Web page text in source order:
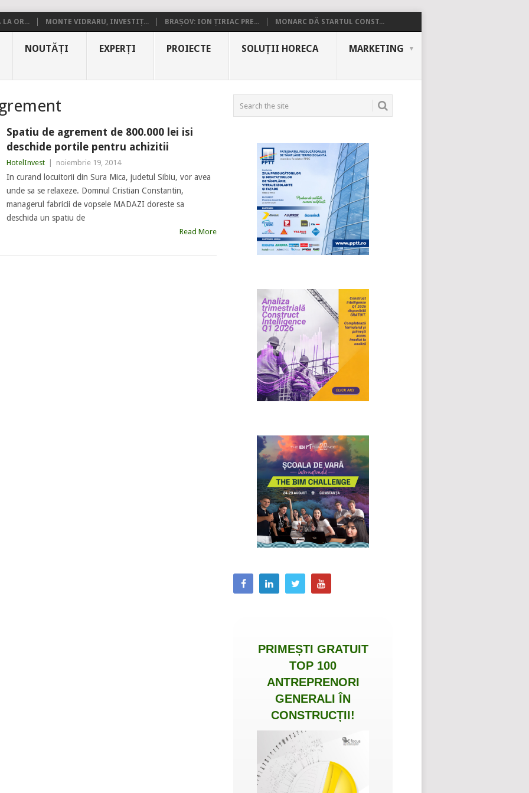
LA OR... MONTE VIDRARU, INVESTIȚ... BRAȘOV: ION ȚIRIAC PRE... MONARC DĂ STARTUL CONST...
NOUTĂȚI EXPERȚI PROIECTE SOLUȚII HORECA MARKETING
Spatiu de agrement de 800.000 lei isi
deschide portile pentru achizitii
HotelInvest noiembrie 19, 2014
In curand locuitorii din Sura Mica, judetul Sibiu, vor avea
unde sa se relaxeze. Domnul Cristian Constantin,
managerul fabricii de vopsele MADAZI doreste sa
deschida un spatiu de
Read More
PRIMEȘTI GRATUIT
TOP 100
ANTREPRENORI
GENERALI ÎN
CONSTRUCȚII!